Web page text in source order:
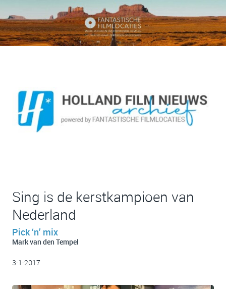
Sing is de kerstkampioen van
Nederland
Pick ‘n’ mix
Mark van den Tempel
3-1-2017